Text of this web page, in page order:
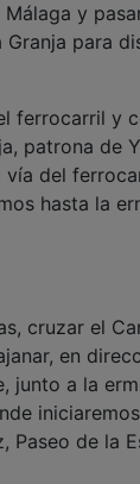
y
para
ferrocarril y
patrona de
vía del
hasta la
cruzar el
en
junto a la
Paseo de la